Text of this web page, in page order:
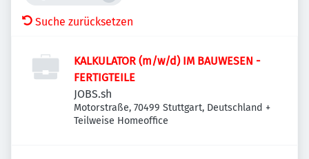
Suche zurücksetzen
KALKULATOR (m/w/d) IM BAUWESEN -
FERTIGTEILE
JOBS.sh
Motorstraße, 70499 Stuttgart, Deutschland +
Teilweise Homeoffice